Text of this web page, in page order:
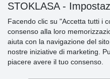
» Impostazioni dei cookie
» Termini & Condizioni
» Informativa sulla Privacy
» Consegna e pagamento
STOKLASA -
Facendo clic su "Accetta tutti i
consenso alla loro
aiuta con la navigazione del
nostre iniziative di marketing.
piacere avere il tuo consenso.